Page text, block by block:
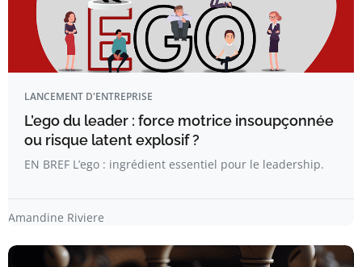
LANCEMENT D'ENTREPRISE
L’ego du leader : force motrice insoupçonnée
ou risque latent explosif ?
EN BREF L’ego : ingrédient essentiel pour le leadership.
Amandine Riviere